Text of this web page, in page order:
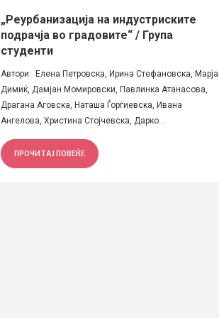
„Реурбанизација на индустриските
подрачја во градовите“ / Група
студенти
Автори: Елена Петровска, Ирина Стефановска,
Димиќ, Дамјан Момировски, Павлинка Атанасова,
Драгана Аговска, Наташа Ѓорѓиевска, Ивана
Ангелова, Христина Стојчевска, Дарко...
ПРОЧИТАЈ ПОВЕЌЕ